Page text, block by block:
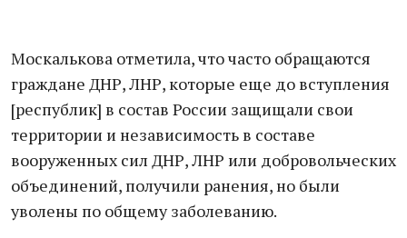
Москалькова отметила, что часто обращаются
граждане ДНР, ЛНР, которые еще до вступления
[республик] в состав России защищали свои
территории и независимость в составе
вооруженных сил ДНР, ЛНР или добровольческих
объединений, получили ранения, но были
уволены по общему заболеванию.